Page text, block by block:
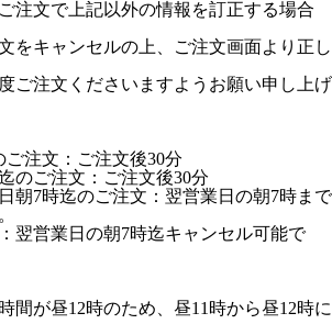
注文で上記以外の情報を訂正する場合
をキャンセルの上、ご注文画面より正し
ご注文くださいますようお願い申し上げ
注文：ご注文後30分
のご注文：ご注文後30分
朝7時迄のご注文：翌営業日の朝7時まで
翌営業日の朝7時迄キャンセル可能で
間が昼12時のため、昼11時から昼12時に